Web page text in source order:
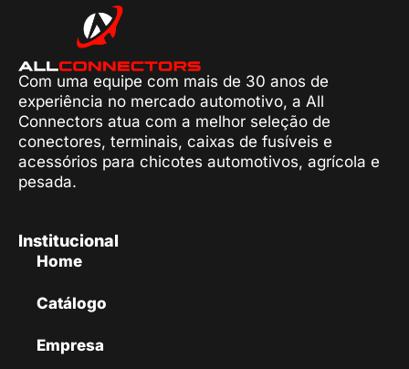
Com uma equipe com mais de 30 anos de
experiência no mercado automotivo, a All
Connectors atua com a melhor seleção de
conectores, terminais, caixas de fusíveis e
acessórios para chicotes automotivos, agrícola e
pesada.
Institucional
Home
Catálogo
Empresa